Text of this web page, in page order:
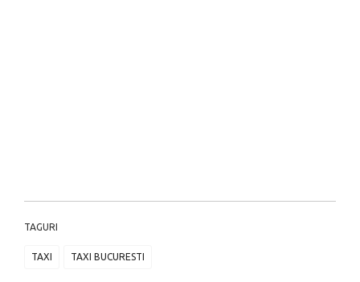
TAGURI
TAXI TAXI BUCURESTI